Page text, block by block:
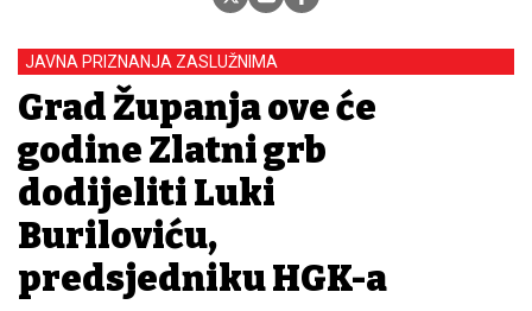
JAVNA PRIZNANJA ZASLUŽNIMA
Grad Županja ove će
godine Zlatni grb
dodijeliti Luki
Buriloviću,
predsjedniku HGK-a